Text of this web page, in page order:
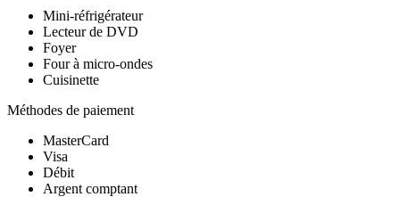
Mini-réfrigérateur
Lecteur de DVD
Foyer
Four à micro-ondes
Cuisinette
Méthodes de paiement
MasterCard
Visa
Débit
Argent comptant